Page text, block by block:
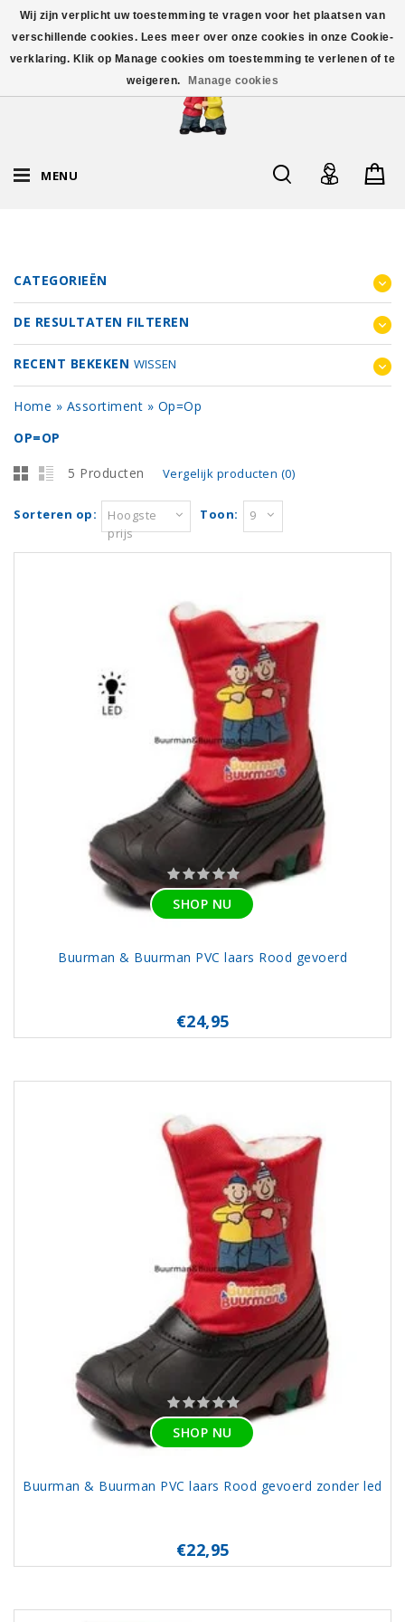
MENU
CATEGORIEËN
DE RESULTATEN FILTEREN
RECENT BEKEKEN WISSEN
Home » Assortiment » Op=Op
OP=OP
5 Producten Vergelijk producten (0)
Sorteren op:
Hoogste
prijs
Toon: 9
SHOP NU
Buurman & Buurman PVC laars Rood gevoerd
€24,95
SHOP NU
Buurman & Buurman PVC laars Rood gevoerd zonder led
€22,95
Wij zijn verplicht uw toestemming te vragen voor het plaatsen van
verschillende cookies. Lees meer over onze cookies in onze Cookie-
verklaring. Klik op Manage cookies om toestemming te verlenen of te
weigeren.
Manage cookies